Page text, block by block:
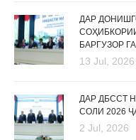
ДАР
БАРГУЗОР
13 Jul, 2026
ДАР ДБССТ
СОЛИ 2026
2 Jul, 2026